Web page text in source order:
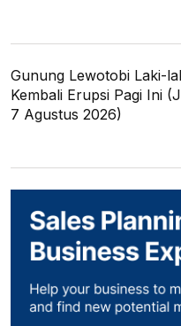
Gunung Lewotobi Laki-
Kembali Erupsi Pagi Ini
7 Agustus 2026)